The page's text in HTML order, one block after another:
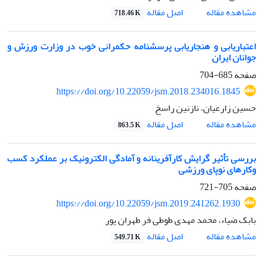
مشاهده مقاله
اصل مقاله 718.46 K
اعتباریابی و هنجاریابی پرسشنامه حکمرانی خوب در وزارت ورزش و
جوانان ایران
صفحه685-704
https://doi.org/10.22059/jsm.2018.234016.1845
حسین زارعیان، نازنین راسخ
مشاهده مقاله
اصل مقاله 863.5 K
بررسی تأثیر گرایش کارآفرینانه و آمادگی الکترونیک بر عملکرد کسب
وکارهای نوپای ورزشی
صفحه705-721
https://doi.org/10.22059/jsm.2019.241262.1930
بابک ضیاء، محمد مهدی طوطی فر طهران پور
مشاهده مقاله
اصل مقاله 549.71 K